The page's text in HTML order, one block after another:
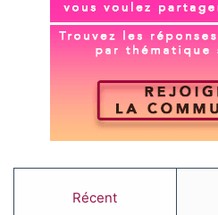
Récent